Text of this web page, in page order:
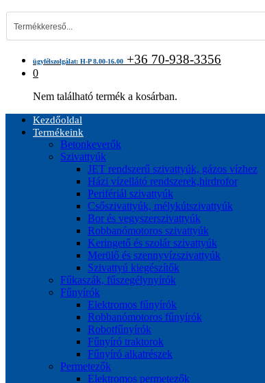
ügyfélszolgálat: H-P 8.00-16.00 +36 70-938-3356
0
Nem található termék a kosárban.
Kezdőoldal
Termékeink
Betonkeverők
Szivattyúk
JET rendszerű szivattyúk, gázos vízhez
Házi vízellátó rendszerek,hirdrofor
Perifériál szivattyúk
Csőszivattyúk, mélykútszivattyúk
Bor és vegyszerszivattyúk
Robbanómotoros szivattyúk
Keringető és szolár szivattyúk
Merülő és szennyvízszivattyúk
Szivattyú kiegészítők
Fűkaszák, fűszegélynyírók
Fűnyírók
Elektromos fűnyírók
Robbanómotoros fűnyírók
Robotfűnyírók
Fűnyíró traktorok
Fűnyíró alkatrészek
Permetezők
Elektromos permetezők